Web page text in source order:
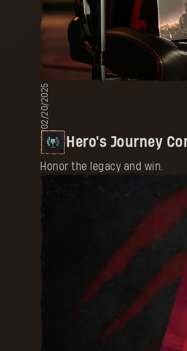
02/20/2025
Hero's Journey
Honor the legacy and win.